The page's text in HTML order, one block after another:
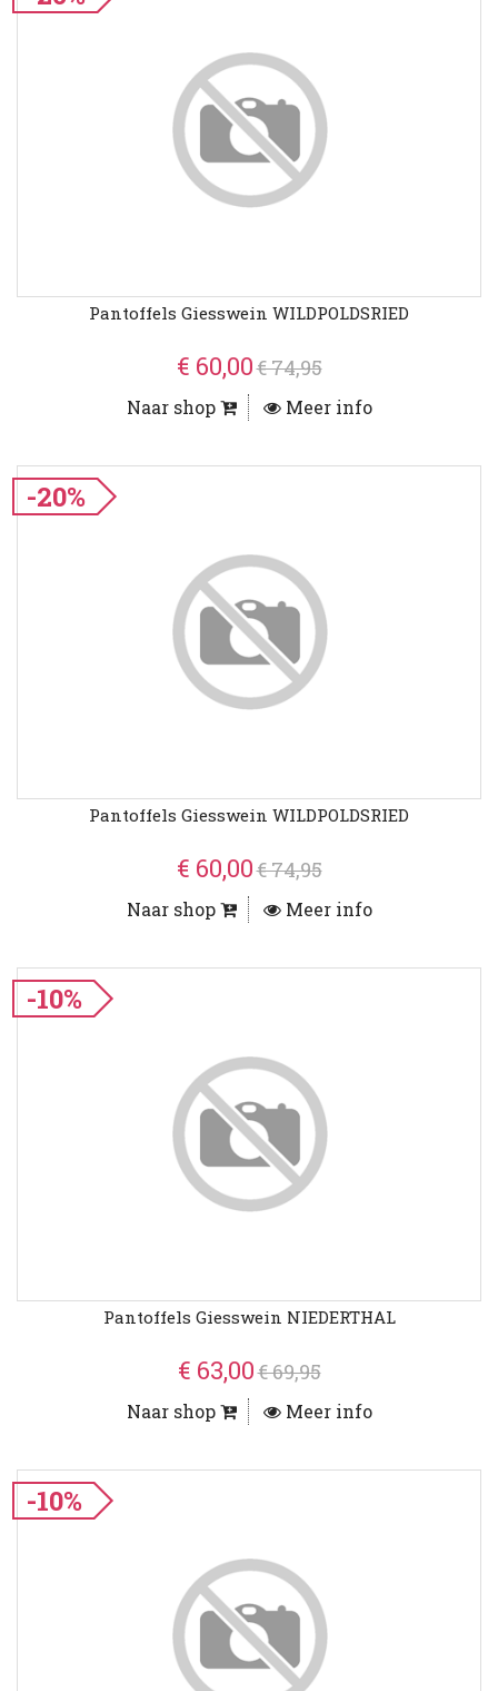
Pantoffels Giesswein WILDPOLDSRIED
€ 60,00€ 74,95
Naar shop Meer info
-20%
Pantoffels Giesswein WILDPOLDSRIED
€ 60,00€ 74,95
Naar shop Meer info
-10%
Pantoffels Giesswein NIEDERTHAL
€ 63,00€ 69,95
Naar shop Meer info
-10%